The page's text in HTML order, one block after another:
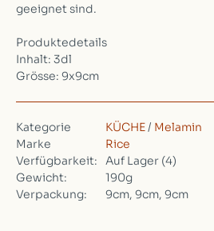
geeignet sind.
Produktedetails
Inhalt: 3dl
Grösse: 9x9cm
Kategorie KÜCHE / Melamin
Marke
Rice
Verfügbarkeit:
Auf Lager (4)
Gewicht:
190g
Verpackung:
9cm, 9cm, 9cm